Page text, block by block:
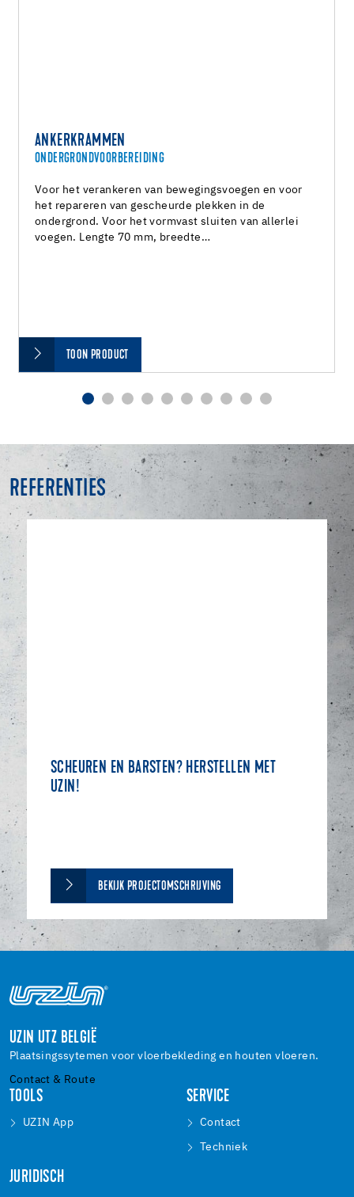
ANKERKRAMMEN
ONDERGRONDVOORBEREIDING
Voor het verankeren van bewegingsvoegen en voor
het repareren van gescheurde plekken in de
ondergrond. Voor het vormvast sluiten van allerlei
voegen. Lengte 70 mm, breedte…
TOON PRODUCT
REFERENTIES
SCHEUREN EN BARSTEN? HERSTELLEN MET
UZIN!
BEKIJK PROJECTOMSCHRIJVING
UZIN UTZ BELGIË
Plaatsingssytemen voor vloerbekleding en houten vloeren.
Contact & Route
TOOLS
UZIN App
SERVICE
Contact
Techniek
JURIDISCH